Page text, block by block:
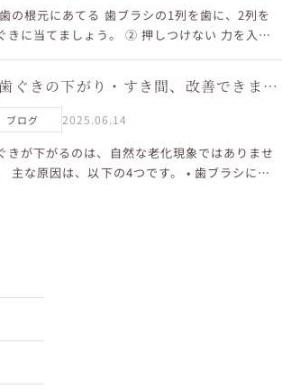
の根元にあてる 歯ブラシの1列を歯に、2列を
きに当てましょう。 ② 押しつけない 力を入れ
歯ぐきの下がり・すき間、改善できま
ブログ 2025.06.14
きが下がるのは、自然な老化現象ではありませ
主な原因は、以下の4つです。 • 歯ブラシによ